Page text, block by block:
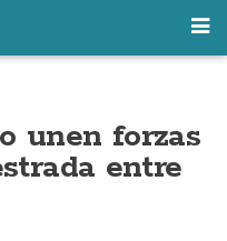
unen forzas
entre